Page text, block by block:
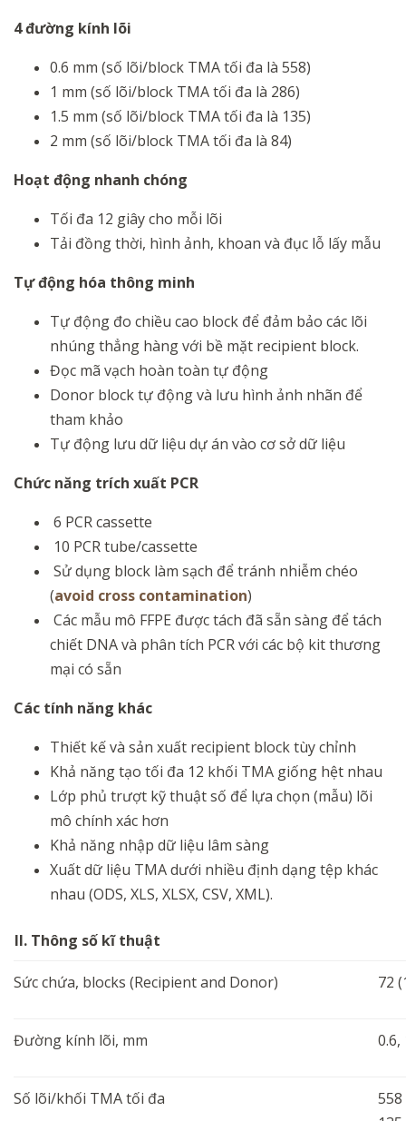
4 đường kính lõi
0.6 mm (số lõi/block TMA tối đa là 558)
1 mm (số lõi/block TMA tối đa là 286)
1.5 mm (số lõi/block TMA tối đa là 135)
2 mm (số lõi/block TMA tối đa là 84)
Hoạt động nhanh chóng
Tối đa 12 giây cho mỗi lõi
Tải đồng thời, hình ảnh, khoan và đục lỗ lấy mẫu
Tự động hóa thông minh
Tự động đo chiều cao block để đảm bảo các lõi
nhúng thẳng hàng với bề mặt recipient block.
Đọc mã vạch hoàn toàn tự động
Donor block tự động và lưu hình ảnh nhãn để
tham khảo
Tự động lưu dữ liệu dự án vào cơ sở dữ liệu
Chức năng trích xuất PCR
6 PCR cassette
10 PCR tube/cassette
Sử dụng block làm sạch để tránh nhiễm chéo
(avoid cross contamination)
Các mẫu mô FFPE được tách đã sẵn sàng để tách
chiết DNA và phân tích PCR với các bộ kit thương
mại có sẵn
Các tính năng khác
Thiết kế và sản xuất recipient block tùy chỉnh
Khả năng tạo tối đa 12 khối TMA giống hệt nhau
Lớp phủ trượt kỹ thuật số để lựa chọn (mẫu) lõi
mô chính xác hơn
Khả năng nhập dữ liệu lâm sàng
Xuất dữ liệu TMA dưới nhiều định dạng tệp khác
nhau (ODS, XLS, XLSX, CSV, XML).
II. Thông số kĩ thuật
Sức chứa, blocks (Recipient and Donor) 72
Đường kính lõi, mm 0.6,
Số lõi/khối TMA tối đa
558